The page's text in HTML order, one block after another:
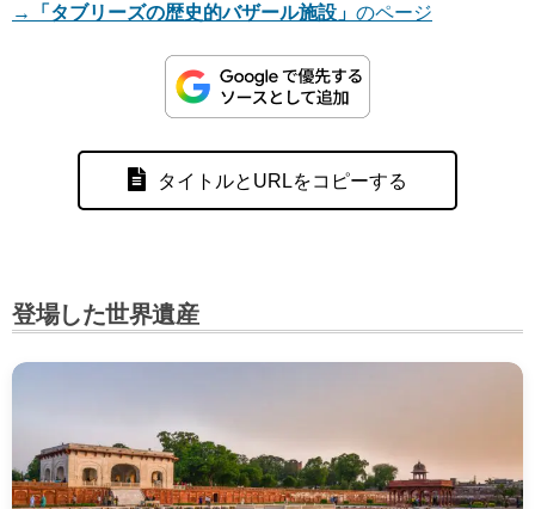
→ 「タブリーズの歴史的バザール施設」 のページ
タイトルとURLをコピーする
登場した世界遺産